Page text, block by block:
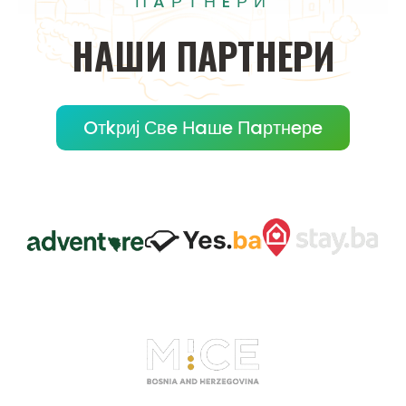
НAШИ ПAРТНEРИ
Oтkриј Свe Нaшe Пaртнeрe